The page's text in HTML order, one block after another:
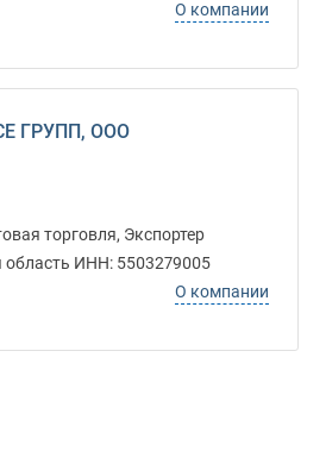
О компании
ГРУПП, ООО
торговля, Экспортер
область ИНН: 5503279005
О компании